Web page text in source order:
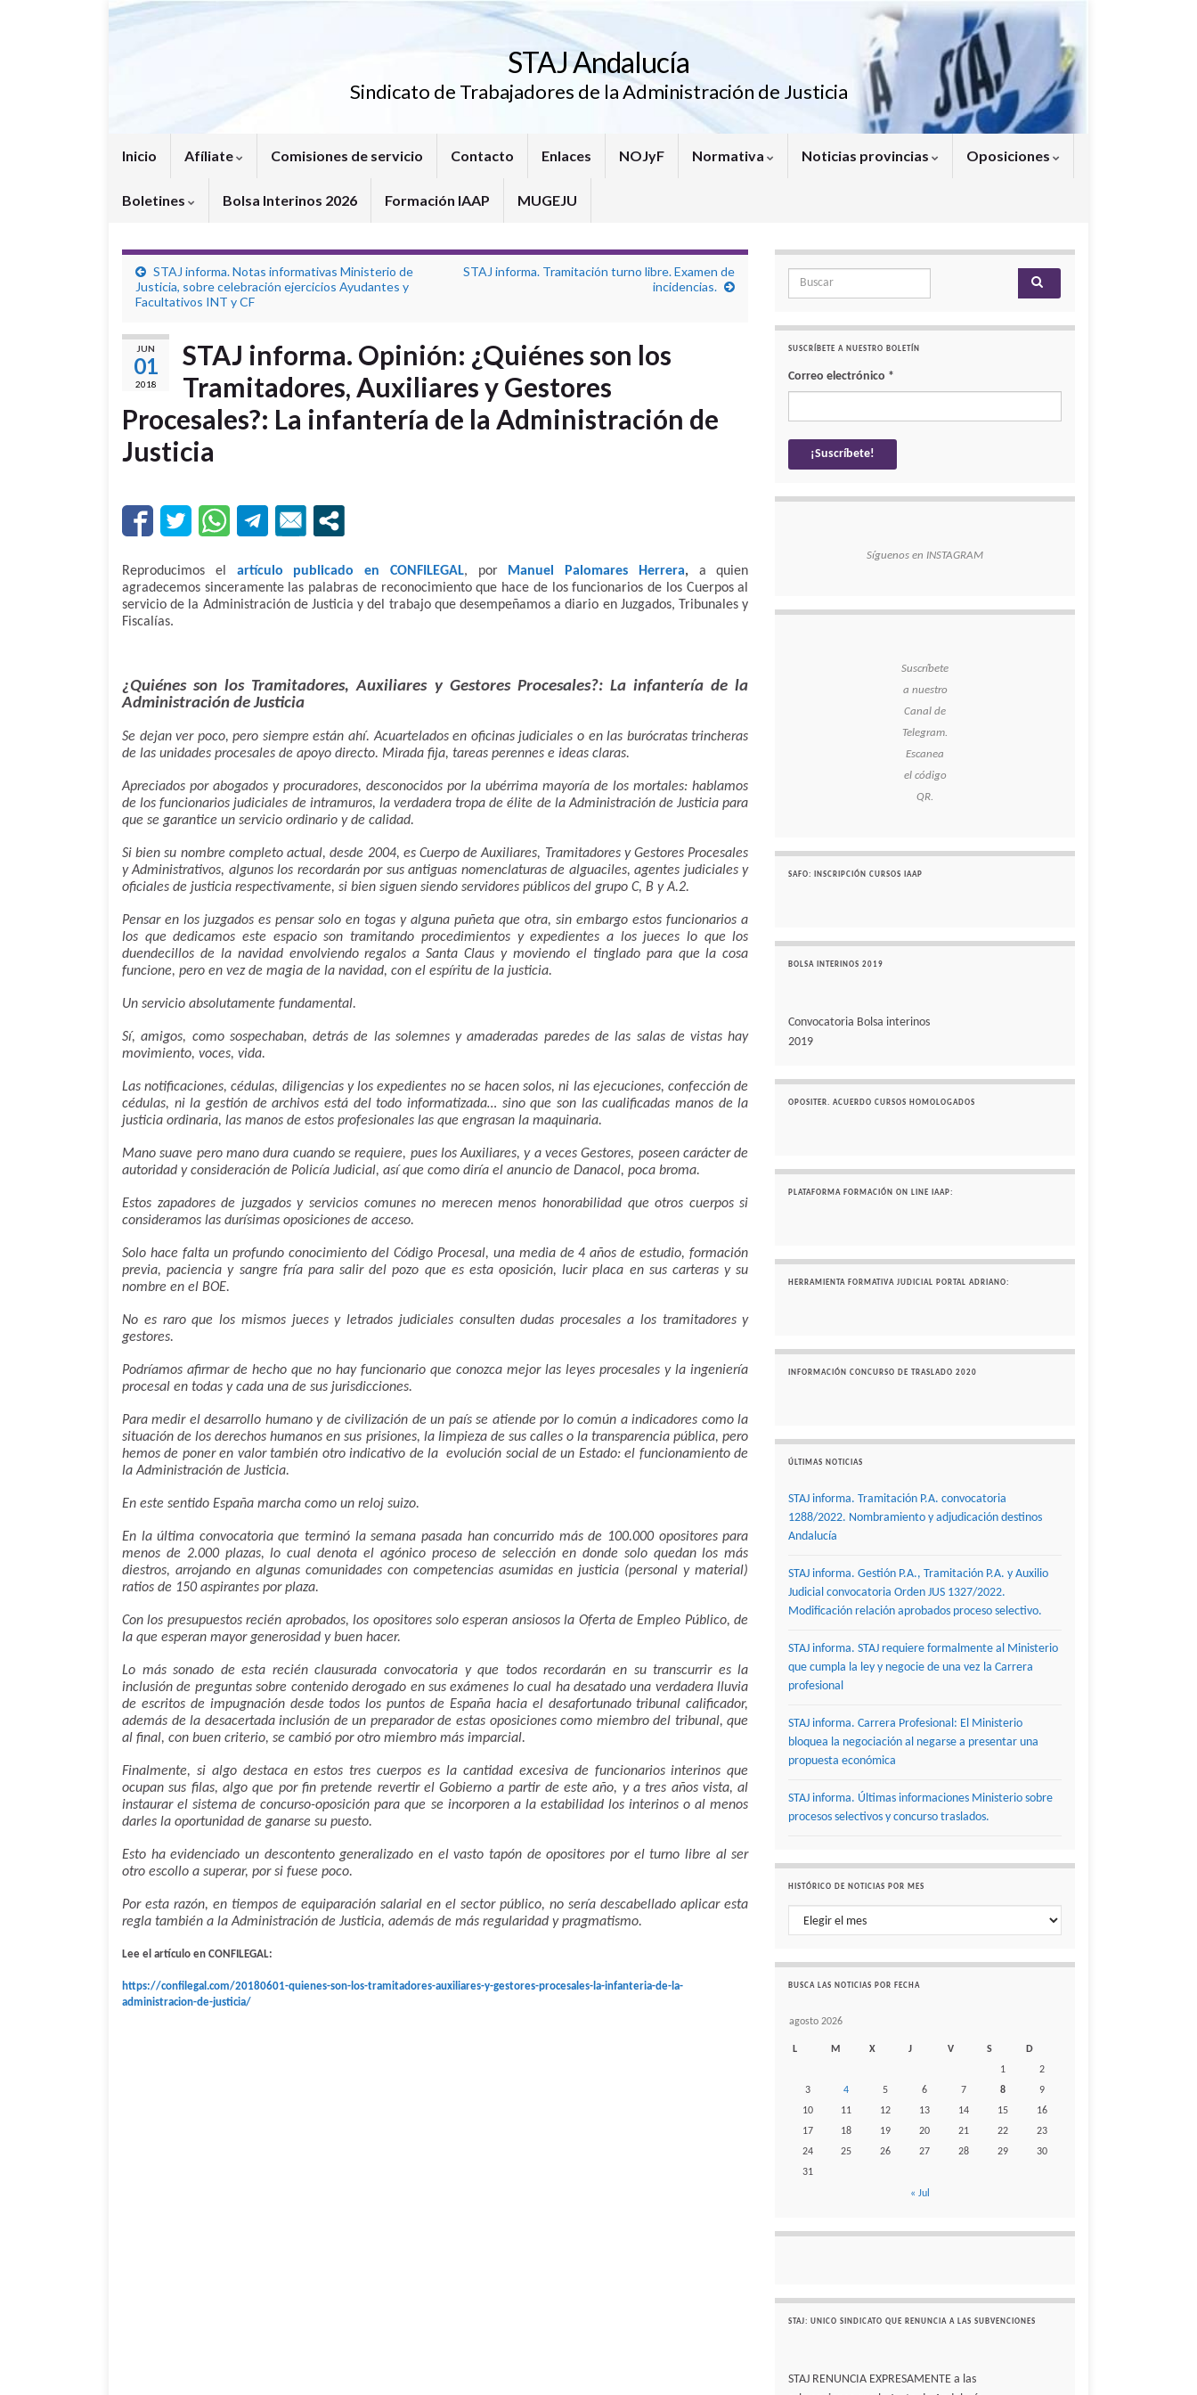
STAJ Andalucía
Sindicato de Trabajadores de la Administración de Justicia
Inicio Afíliate Comisiones de servicio Contacto Enlaces NOJyF Normativa Noticias provincias Oposiciones
Boletines Bolsa Interinos 2026 Formación IAAP MUGEJU
STAJ informa. Notas informativas Ministerio de
Justicia, sobre celebración ejercicios Ayudantes y
Facultativos INT y CF
STAJ informa. Tramitación turno libre. Examen de
incidencias.
JUN
01
2018
STAJ informa. Opinión: ¿Quiénes son los
Tramitadores, Auxiliares y Gestores
Procesales?: La infantería de la Administración de
Justicia
Reproducimos el artículo publicado en CONFILEGAL, por Manuel Palomares Herrera, a quien
agradecemos sinceramente las palabras de reconocimiento que hace de los funcionarios de los Cuerpos al
servicio de la Administración de Justicia y del trabajo que desempeñamos a diario en Juzgados, Tribunales y
Fiscalías.
¿Quiénes son los Tramitadores, Auxiliares y Gestores Procesales?: La infantería de la
Administración de Justicia
Se dejan ver poco, pero siempre están ahí. Acuartelados en oficinas judiciales o en las burócratas trincheras
de las unidades procesales de apoyo directo. Mirada fija, tareas perennes e ideas claras.
Apreciados por abogados y procuradores, desconocidos por la ubérrima mayoría de los mortales: hablamos
de los funcionarios judiciales de intramuros, la verdadera tropa de élite de la Administración de Justicia para
que se garantice un servicio ordinario y de calidad.
Si bien su nombre completo actual, desde 2004, es Cuerpo de Auxiliares, Tramitadores y Gestores Procesales
y Administrativos, algunos los recordarán por sus antiguas nomenclaturas de alguaciles, agentes judiciales y
oficiales de justicia respectivamente, si bien siguen siendo servidores públicos del grupo C, B y A.2.
Pensar en los juzgados es pensar solo en togas y alguna puñeta que otra, sin embargo estos funcionarios a
los que dedicamos este espacio son tramitando procedimientos y expedientes a los jueces lo que los
duendecillos de la navidad envolviendo regalos a Santa Claus y moviendo el tinglado para que la cosa
funcione, pero en vez de magia de la navidad, con el espíritu de la justicia.
Un servicio absolutamente fundamental.
Sí, amigos, como sospechaban, detrás de las solemnes y amaderadas paredes de las salas de vistas hay
movimiento, voces, vida.
Las notificaciones, cédulas, diligencias y los expedientes no se hacen solos, ni las ejecuciones, confección de
cédulas, ni la gestión de archivos está del todo informatizada… sino que son las cualificadas manos de la
justicia ordinaria, las manos de estos profesionales las que engrasan la maquinaria.
Mano suave pero mano dura cuando se requiere, pues los Auxiliares, y a veces Gestores, poseen carácter de
autoridad y consideración de Policía Judicial, así que como diría el anuncio de Danacol, poca broma.
Estos zapadores de juzgados y servicios comunes no merecen menos honorabilidad que otros cuerpos si
consideramos las durísimas oposiciones de acceso.
Solo hace falta un profundo conocimiento del Código Procesal, una media de 4 años de estudio, formación
previa, paciencia y sangre fría para salir del pozo que es esta oposición, lucir placa en sus carteras y su
nombre en el BOE.
No es raro que los mismos jueces y letrados judiciales consulten dudas procesales a los tramitadores y
gestores.
Podríamos afirmar de hecho que no hay funcionario que conozca mejor las leyes procesales y la ingeniería
procesal en todas y cada una de sus jurisdicciones.
Para medir el desarrollo humano y de civilización de un país se atiende por lo común a indicadores como la
situación de los derechos humanos en sus prisiones, la limpieza de sus calles o la transparencia pública, pero
hemos de poner en valor también otro indicativo de la evolución social de un Estado: el funcionamiento de
la Administración de Justicia.
En este sentido España marcha como un reloj suizo.
En la última convocatoria que terminó la semana pasada han concurrido más de 100.000 opositores para
menos de 2.000 plazas, lo cual denota el agónico proceso de selección en donde solo quedan los más
diestros, arrojando en algunas comunidades con competencias asumidas en justicia (personal y material)
ratios de 150 aspirantes por plaza.
Con los presupuestos recién aprobados, los opositores solo esperan ansiosos la Oferta de Empleo Público, de
la que esperan mayor generosidad y buen hacer.
Lo más sonado de esta recién clausurada convocatoria y que todos recordarán en su transcurrir es la
inclusión de preguntas sobre contenido derogado en sus exámenes lo cual ha desatado una verdadera lluvia
de escritos de impugnación desde todos los puntos de España hacia el desafortunado tribunal calificador,
además de la desacertada inclusión de un preparador de estas oposiciones como miembro del tribunal, que
al final, con buen criterio, se cambió por otro miembro más imparcial.
Finalmente, si algo destaca en estos tres cuerpos es la cantidad excesiva de funcionarios interinos que
ocupan sus filas, algo que por fin pretende revertir el Gobierno a partir de este año, y a tres años vista, al
instaurar el sistema de concurso-oposición para que se incorporen a la estabilidad los interinos o al menos
darles la oportunidad de ganarse su puesto.
Esto ha evidenciado un descontento generalizado en el vasto tapón de opositores por el turno libre al ser
otro escollo a superar, por si fuese poco.
Por esta razón, en tiempos de equiparación salarial en el sector público, no sería descabellado aplicar esta
regla también a la Administración de Justicia, además de más regularidad y pragmatismo.
Lee el artículo en CONFILEGAL:
https://confilegal.com/20180601-quienes-son-los-tramitadores-auxiliares-y-gestores-procesales-la-infanteria-de-la-
administracion-de-justicia/
Search for:
SUSCRÍBETE A NUESTRO BOLETÍN
Correo electrónico *
Síguenos en INSTAGRAM
Suscríbete
a nuestro
Canal de
Telegram.
Escanea
el código
QR.
SAFO: INSCRIPCIÓN CURSOS IAAP
BOLSA INTERINOS 2019
Convocatoria Bolsa interinos
2019
OPOSITER. ACUERDO CURSOS HOMOLOGADOS
PLATAFORMA FORMACIÓN ON LINE IAAP:
HERRAMIENTA FORMATIVA JUDICIAL PORTAL ADRIANO:
INFORMACIÓN CONCURSO DE TRASLADO 2020
ÚLTIMAS NOTICIAS
STAJ informa. Tramitación P.A. convocatoria
1288/2022. Nombramiento y adjudicación destinos
Andalucía
STAJ informa. Gestión P.A., Tramitación P.A. y Auxilio
Judicial convocatoria Orden JUS 1327/2022.
Modificación relación aprobados proceso selectivo.
STAJ informa. STAJ requiere formalmente al Ministerio
que cumpla la ley y negocie de una vez la Carrera
profesional
STAJ informa. Carrera Profesional: El Ministerio
bloquea la negociación al negarse a presentar una
propuesta económica
STAJ informa. Últimas informaciones Ministerio sobre
procesos selectivos y concurso traslados.
HISTÓRICO DE NOTICIAS POR MES
Histórico de noticias por mes
BUSCA LAS NOTICIAS POR FECHA
agosto 2026
L M X J V S
D
1
2
3
4 5 6 7 8
9
10
11 12 13 14 15
16
17
18 19 20 21 22
23
24
25 26 27 28 29
30
31
« Jul
STAJ: UNICO SINDICATO QUE RENUNCIA A LAS SUBVENCIONES
STAJ RENUNCIA EXPRESAMENTE a las